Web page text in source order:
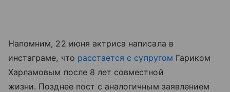
Напомним, 22 июня актриса написала в
инстаграме, что расстается с супругом Гариком
Харламовым после 8 лет совместной
жизни. Позднее пост с аналогичным заявлением